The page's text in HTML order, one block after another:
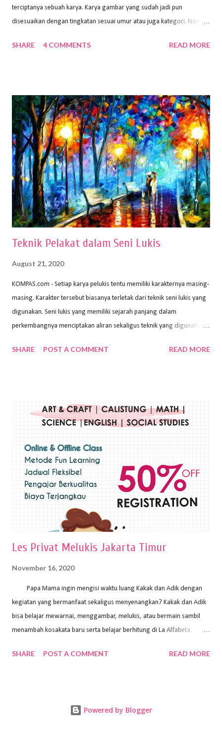
terciptanya sebuah karya. Karya gambar yang sudah jadi pun
disesuaikan dengan tingkatan sesuai umur atau juga kategori. Namun,
sehingga hasilnya bisa dilihat. Peran alat dan bahan sangat
memiliki spesifikasi berbeda sesuai jenisnya. Berikut peralatan
menggambar bentuk: 1. Kertas Gambar Kegiatan menggambar
membutuhkan kertas yang baik agar proses pembuatan gambar lebih
nyaman dan maksimal. Bahan kertas yang baik salah satu syaratnya
adalah tidak mudah sobek, mengingat menggambar merupakan
proses menggores dan menghapus. Kertas adalah bahan yang paling
ideal digunakan untuk menggambar. Dalam menggambar
menggunakan pen...
SHARE 4 COMMENTS READ MORE
Teknik Pelakat dalam Seni Lukis
August 21, 2020
KOMPAS.com - Setiap karya pelukis tentu memiliki karakternya masing-
masing. Karakter tersebut biasanya terletak dari teknik seni lukis yang
digunakan. Seni lukis yang memiliki sejarah panjang dalam
perkembangnya menciptakan aliran sekaligus teknik yang digunakan.
Wayan Kun Adnyana, teknik yang berbeda tentunya akan
menggunakan bahan dasar cat air, cat akrilik, atau cat minyak dengan
sapuan warna cat yang tebal. Dengan memberikan sapuan warna
pelukis untuk menghasilkan lukisan yang mempesona dan tentunya
bernilai tinggi. Ciri teknik plakat Ciri-ciri teknik plakat, yaitu: Sapuan
warna yang kental dan tebal. Hasil lukisan menutupi seluruh bagian
medianya Mem...
SHARE POST A COMMENT READ MORE
Les Privat Melukis Jakarta Timur
November 16, 2020
Papa Mama ingin mengisi waktu luang Kakak dan Adik dengan
kegiatan yang bermanfaat sekaligus menyenangkan? Kakak dan Adik
bisa belajar mewarnai, menggambar, melukis, atau bermain sambil
menambah kosakata baru serta belajar berhitung di La Alfabeta.
kok untuk mengajar dengan metode yang fun, La Alfabeta
Alfabeta. ⁣⁣⁣⁣Ada pilihan online class maupun offline class lho! Cek
SHARE POST A COMMENT READ MORE
Powered by Blogger